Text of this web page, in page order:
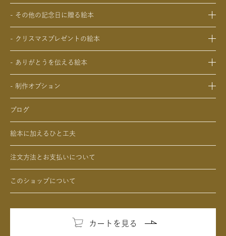
- 入園・入学／卒園・卒業祝いの絵本
- 還暦祝いの絵本
- 小学生の子供への誕生日プレゼントの絵本
- 20歳の誕生日プレゼントの絵本
- 女性、妻、彼女、女友達への誕生日プレゼントの絵本
- 男性、夫、彼氏、男友達への誕生日プレゼントの絵本
- 両親への結婚記念日の絵本
- その他の記念日に贈る絵本
- バレンタインデー / ホワイトデーの絵本
- 敬老の日のプレゼントの絵本
- クリスマスプレゼントの絵本
- 中学生、高校生、大学生へのクリスマスプレゼントの絵本
- 女性、彼女、妻、女友達へのクリスマスプレゼントの絵本
- ありがとうを伝える絵本
- 制作オプション
ブログ
絵本に加えるひと工夫
注文方法とお支払いについて
このショップについて
カートを見る